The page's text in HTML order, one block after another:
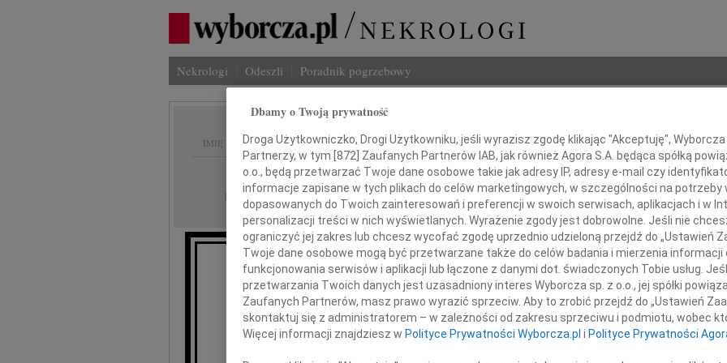
Nekrologi Odeszli Poradnik pogrzebowy
IMIĘ I NAZWISKO:
REGION: Kraków
DATA EMISJI: 08.01.2010
Z głębokim żalem zawiadamiamy, że w dniu 5 stycznia 2010 roku
odszedł od nas w cierpieniu najukochańszy Mąż i Brat
Imię i
INNE
Dla
Z
23
Dbamy o Twoją prywatność
Droga Użytkowniczko, Drogi Użytkowniku, jeśli wyrazisz zgodę klikając "Akceptuję",
Partnerzy, w tym [ 872 ] Zaufanych Partnerów IAB, jak również Agora S.A. będąca spółką
o.o., będą przetwarzać Twoje dane osobowe takie jak adresy IP, adresy e-mail czy
informacje zapisane w tych plikach do celów marketingowych, w szczególności na potrzeby
dopasowanych do Twoich zainteresowań i preferencji w swoich serwisach, aplikacjach i w
personalizacji treści w nich wyświetlanych. Wyrażenie zgody jest dobrowolne. Jeśli nie
ograniczyć jej zakres lub chcesz wycofać zgodę uprzednio udzieloną przejdź do „Ustawień
Twoje dane osobowe mogą być przetwarzane także do celów badania i mierzenia
funkcjonowania serwisów i aplikacji lub łączone z danymi dot. świadczonych Tobie usług.
przetwarzania Twoich danych jest uzasadniony interes Wyborcza sp. z o.o., jej spółki
Zaufanych Partnerów, masz prawo wyrazić sprzeciw. Aby to zrobić przejdź do „Ustawień
skontaktuj się z administratorem – w zależności od zakresu sprzeciwu i podmiotu, wobec
Więcej informacji znajdziesz w Polityce Prywatności Wyborcza.pl i Polityce Prywatności